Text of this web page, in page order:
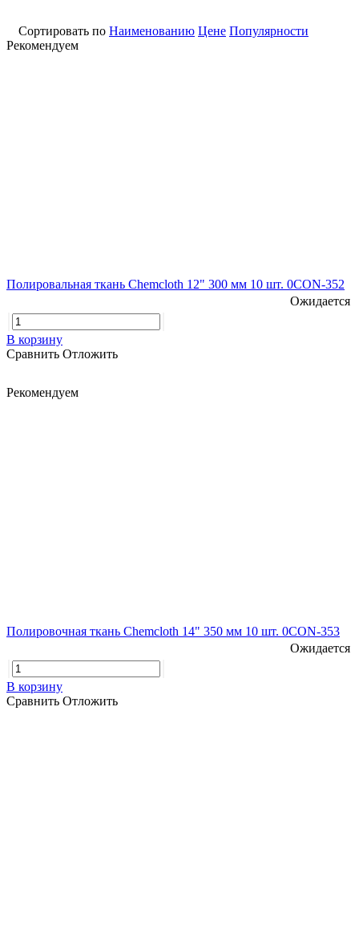
Сортировать по Наименованию Цене Популярности
Рекомендуем
Полировальная ткань Chemcloth 12" 300 мм 10 шт. 0CON-352
Ожидается
В корзину
Сравнить Отложить
Рекомендуем
Полировочная ткань Chemcloth 14" 350 мм 10 шт. 0CON-353
Ожидается
В корзину
Сравнить Отложить